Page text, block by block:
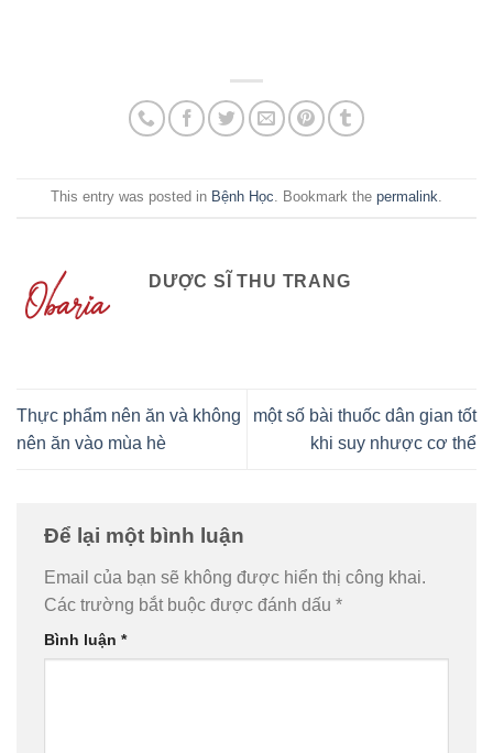
This entry was posted in Bệnh Học. Bookmark the permalink.
DƯỢC SĨ THU TRANG
Thực phẩm nên ăn và không
nên ăn vào mùa hè
một số bài thuốc dân gian tốt
khi suy nhược cơ thể
Để lại một bình luận
Email của bạn sẽ không được hiển thị công khai.
Các trường bắt buộc được đánh dấu *
Bình luận *